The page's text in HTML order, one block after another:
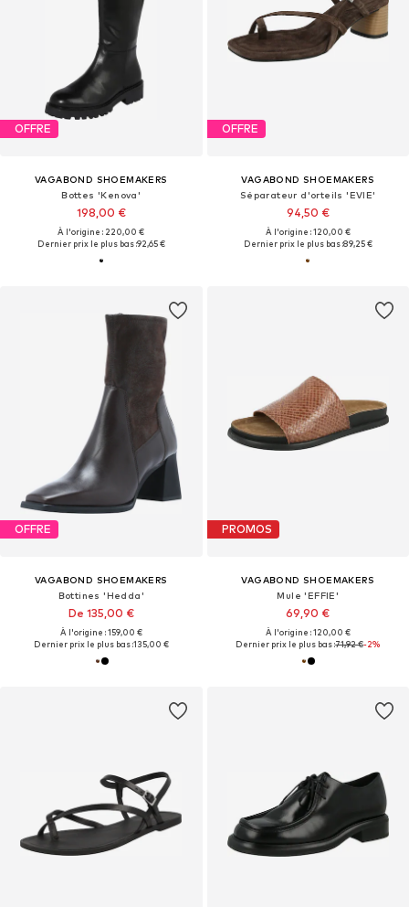
OFFRE
VAGABOND SHOEMAKERS
Bottes 'Kenova'
198,00 €
À l'origine : 220,00 €
Dernier prix le plus bas :92,65 €
OFFRE
VAGABOND SHOEMAKERS
Séparateur d'orteils 'EVIE'
94,50 €
À l'origine : 120,00 €
Dernier prix le plus bas :89,25 €
OFFRE
VAGABOND SHOEMAKERS
Bottines 'Hedda'
De 135,00 €
À l'origine : 159,00 €
Dernier prix le plus bas :135,00 €
PROMOS
VAGABOND SHOEMAKERS
Mule 'EFFIE'
69,90 €
À l'origine : 120,00 €
Dernier prix le plus bas :71,92 €-2%